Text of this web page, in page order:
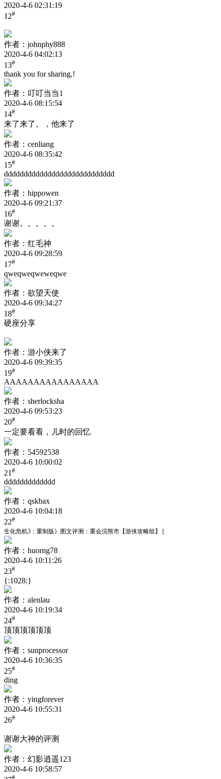
2020-4-6 02:31:19
12#
作者：johnphy888
2020-4-6 04:02:13
13#
thank you for sharing,!
作者：叮叮当当1
2020-4-6 08:15:54
14#
来了来了。，他来了
作者：cenliang
2020-4-6 08:35:42
15#
dddddddddddddddddddddddddddd
作者：hippowen
2020-4-6 09:21:37
16#
谢谢。。。。。
作者：红毛神
2020-4-6 09:28:59
17#
qweqweqweweqwe
作者：欲望天使
2020-4-6 09:34:27
18#
硬座分享
作者：游小侠来了
2020-4-6 09:39:35
19#
AAAAAAAAAAAAAAAA
作者：sherlocksha
2020-4-6 09:53:23
20#
一定要看看，儿时的回忆
作者：54592538
2020-4-6 10:00:02
21 #
ddddddddddddd
作者：qskbax
2020-4-6 10:04:18
22#
生化危机3：重制版》图文评测：重会浣熊市【游侠攻略组】 [
作者：huorng78
2020-4-6 10:11:26
23#
{:1028:}
作者：alenlau
2020-4-6 10:19:34
24#
顶顶顶顶顶顶
作者：sunprocessor
2020-4-6 10:36:35
25#
ding
作者：yingforever
2020-4-6 10:55:31
26#
谢谢大神的评测
作者：幻影逍遥123
2020-4-6 10:58:57
#